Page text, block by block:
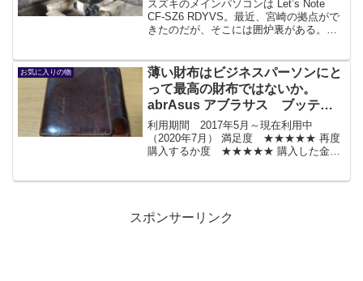
スズキのメインパソコンは Let’s Note
CF-SZ6 RDYVS。最近、宮崎の拠点がで
きたのだが、そこには囲炉裏がある。囲
るのでもすべて囲炉裏だ。そして囲炉裏
の...
お気に入りの物
薄い財布はビジネスパーソンにと
って最高の財布ではないか。
abrAsus アブラサス ブッテー
ロレザーA1101H を3年間使っ
てみた。
利用期間 2017年5月～現在利用中
（2020年7月） 満足度 ★★★★★ 再度
購入するか度 ★★★★★ 購入した金
スポンサーリンク